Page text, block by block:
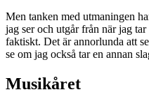
Men tanken med utmaningen
jag ser och utgår från när jag
faktiskt. Det är annorlunda att
se om jag också tar en annan
Musikåret